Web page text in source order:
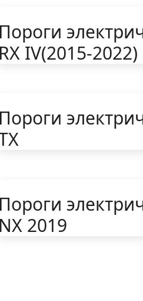
IV(2015-2022)
2019